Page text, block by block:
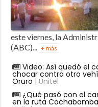
este viernes, la
(ABC)...
+ más
Video: Así quedó el
chocar contra otro
Oruro | Unitel
¿Qué pasó con el
en la ruta